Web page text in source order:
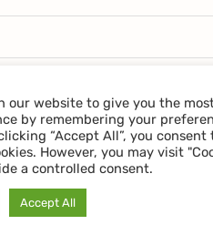
our website to give you the
by remembering your
“Accept All”, you consent
However, you may visit
a controlled consent.
Accept All